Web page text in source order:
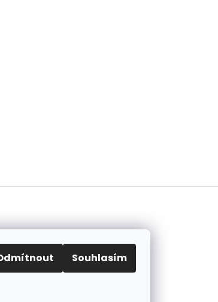
Souhlasím